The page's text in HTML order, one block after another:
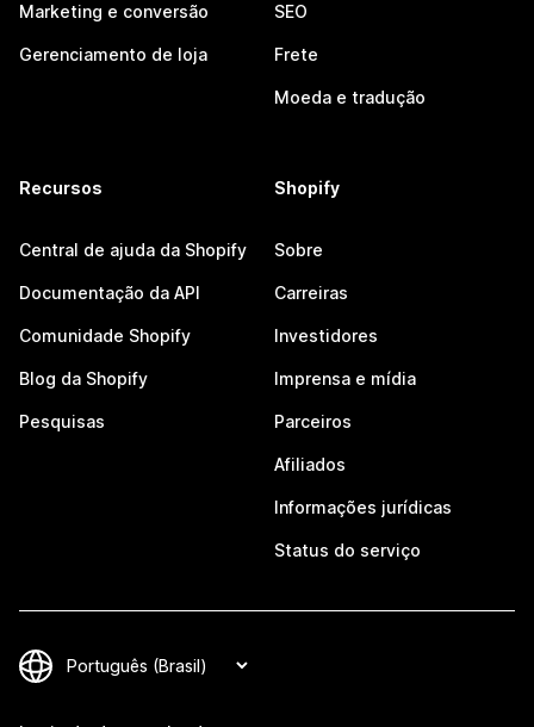
Marketing e conversão
Gerenciamento de loja
SEO
Frete
Moeda e tradução
Recursos
Central de ajuda da Shopify
Documentação da API
Comunidade Shopify
Blog da Shopify
Pesquisas
Shopify
Sobre
Carreiras
Investidores
Imprensa e mídia
Parceiros
Afiliados
Informações jurídicas
Status do serviço